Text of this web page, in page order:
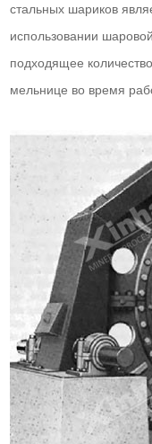
стальных шариков
использовании
подходящее
мельнице во время